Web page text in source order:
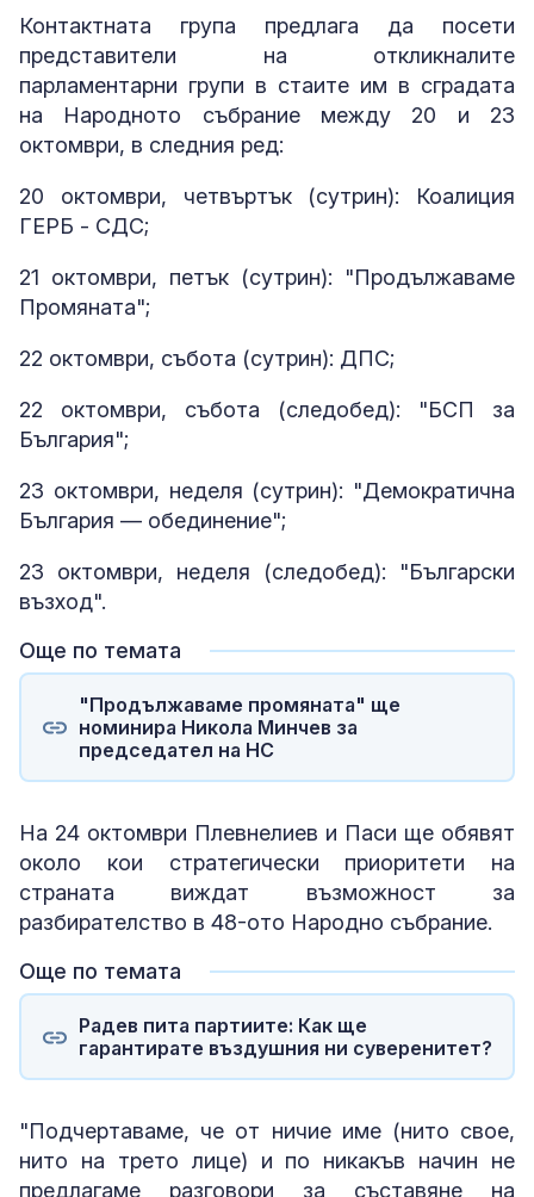
Контактната група предлага да посети
представители на откликналите
парламентарни групи в стаите им в сградата
на Народното събрание между 20 и 23
октомври, в следния ред:
20 октомври, четвъртък (сутрин): Коалиция
ГЕРБ - СДС;
21 октомври, петък (сутрин): "Продължаваме
Промяната";
22 октомври, събота (сутрин): ДПС;
22 октомври, събота (следобед): "БСП за
България";
23 октомври, неделя (сутрин): "Демократична
България — обединение";
23 октомври, неделя (следобед): "Български
възход".
Още по темата
"Продължаваме промяната" ще
номинира Никола Минчев за
председател на НС
На 24 октомври Плевнелиев и Паси ще обявят
около кои стратегически приоритети на
страната виждат възможност за
разбирателство в 48-ото Народно събрание.
Още по темата
Радев пита партиите: Как ще
гарантирате въздушния ни суверенитет?
"Подчертаваме, че от ничие име (нито свое,
нито на трето лице) и по никакъв начин не
предлагаме разговори за съставяне на